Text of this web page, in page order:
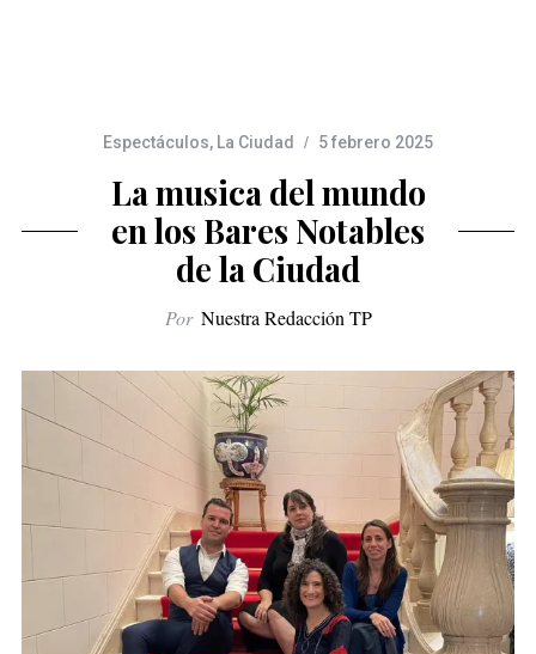
Espectáculos, La Ciudad 5 febrero 2025
La musica del mundo
en los Bares Notables
de la Ciudad
Por Nuestra Redacción TP